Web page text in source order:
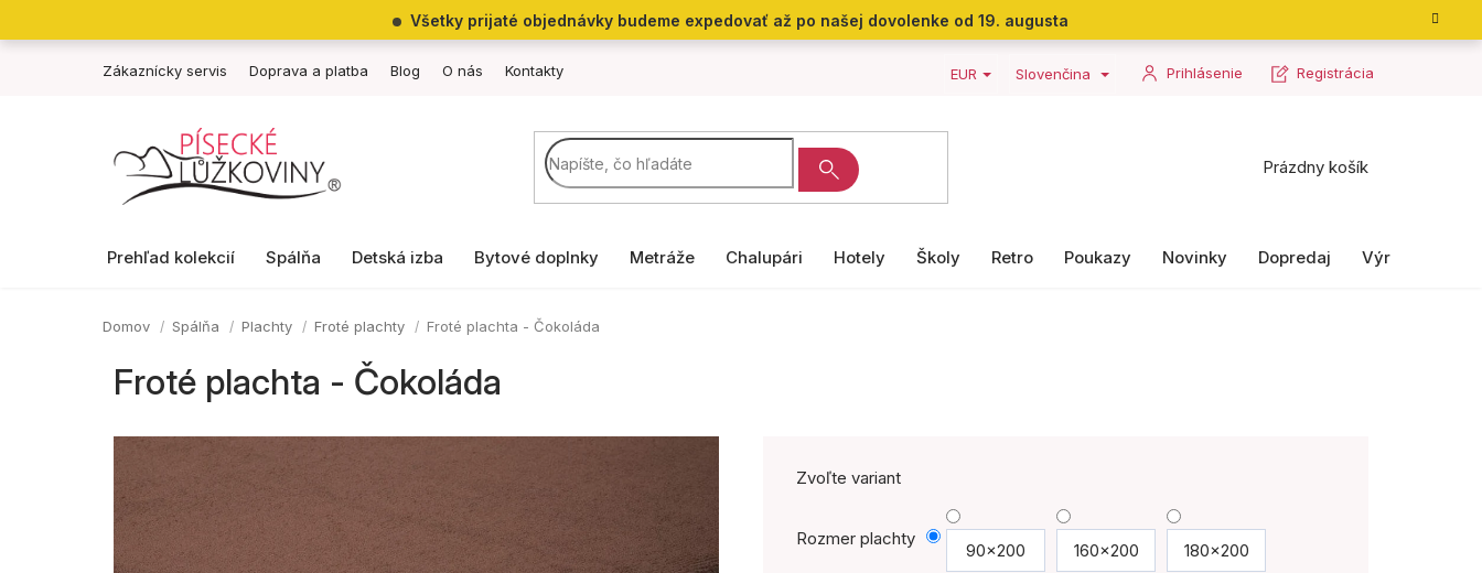
Všetky prijaté objednávky budeme expedovať až po našej dovolenke od 19. augusta
Zákaznícky servis Doprava a platba Blog O nás Kontakty EUR Slovenčina Prihlásenie Registrácia
Nákupný
Prázdny košík
Prehľad kolekcií Spálňa Detská izba Bytové doplnky Metráže Chalupári Hotely Školy Retro Poukazy Novinky Dopredaj Výrobky II.
Domov Spálňa Plachty Froté plachty Froté plachta - Čokoláda
Froté plachta - Čokoláda
Zvoľte variant
Rozmer plachty
90x200 160x200 180x200